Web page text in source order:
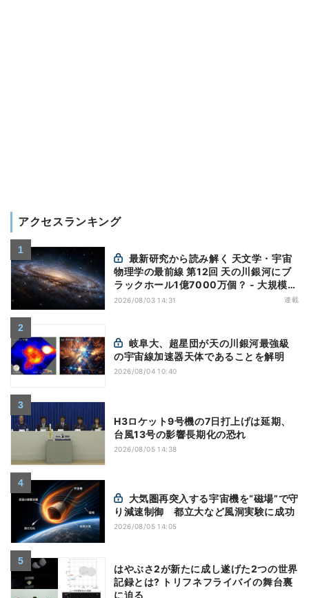
アクセスランキング
物理学の最前線 第12回 天の川銀河にブ
ラックホール1億7000万個？ - 大規模計
算が描くその分布
2026/08/03 14:31 連載
の宇宙線加速器天体であることを解明
2026/08/04 10:40
H3ロケット9号機の7日打上げは延期、
台風13号の影響長期化の恐れ
2026/08/05 14:38
り減速制御 都立大など風洞実験に成功
2026/08/05 14:05
はやぶさ2が新たに成し遂げた2つの世界
記録とは? トリフネフライバイの舞台裏
に迫る